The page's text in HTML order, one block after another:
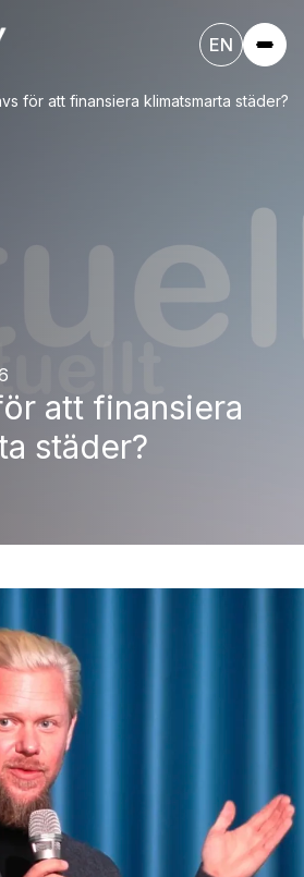
EN
för att finansiera klimatsmarta städer?
att finansiera
städer?